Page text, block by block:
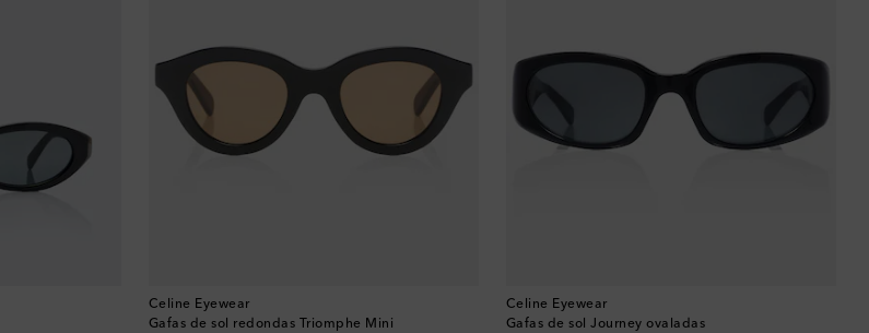
Celine Eyewear
Gafas de sol redondas Triomphe Mini
Celine Eyewear
Gafas de sol Journey ovaladas